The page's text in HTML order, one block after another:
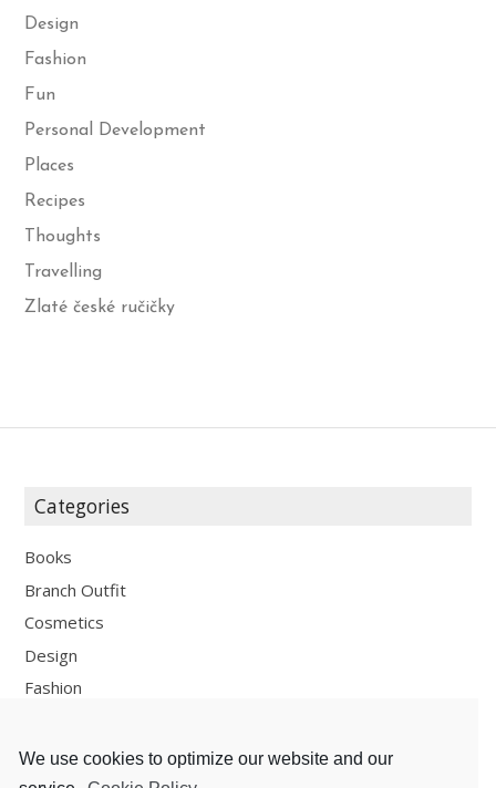
Design
Fashion
Fun
Personal Development
Places
Recipes
Thoughts
Travelling
Zlaté české ručičky
Categories
Books
Branch Outfit
Cosmetics
Design
Fashion
Personal Development
We use cookies to optimize our website and our